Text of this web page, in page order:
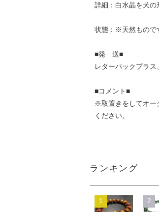
詳細：白水晶を犬の
状態：※天然もので
■発 送■
レターパックプラス
■コメント■
※取置きをしてオー
ください。
ランキング
1 2